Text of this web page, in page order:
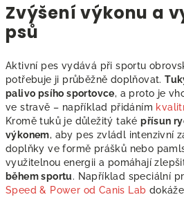
Zvýšení výkonu a
psů
Aktivní pes vydává při sportu
potřebuje ji průběžně doplňovat.
palivo psího sportovce, a proto je
ve stravě – například přidáním
Kromě tuků je důležitý taképřísun
výkonem, aby pes zvládl intenzivní
doplňky ve formě prášků nebo
využitelnou energii a pomáhají
během sportu. Například speciální
Speed & Power od Canis Lab